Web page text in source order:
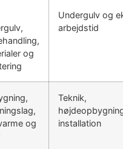
og
Undergulv og
arbejdstid
og
Teknik,
installation